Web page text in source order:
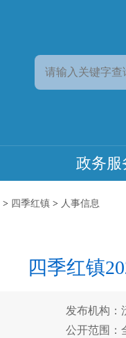
政务服
> 四季红镇 > 人事信息
四季红镇
发布机构：
公开范围：